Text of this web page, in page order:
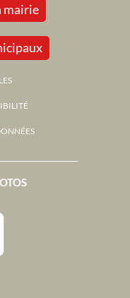
mairie